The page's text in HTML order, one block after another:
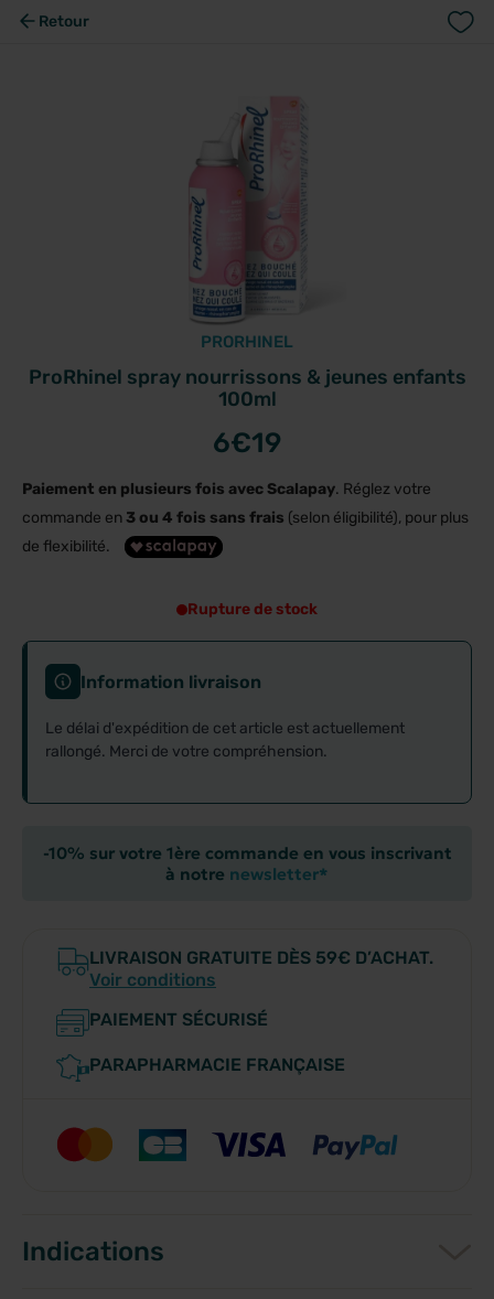
Retour
PRORHINEL
ProRhinel spray nourrissons & jeunes enfants
100ml
6€19
Paiement en plusieurs fois avec Scalapay. Réglez votre
commande en 3 ou 4 fois sans frais (selon éligibilité), pour plus
de flexibilité.
Rupture de stock
Information livraison
Le délai d'expédition de cet article est actuellement
rallongé. Merci de votre compréhension.
-10% sur votre 1ère commande en vous inscrivant
à notre newsletter*
LIVRAISON GRATUITE DÈS 59€ D’ACHAT.
Voir conditions
PAIEMENT SÉCURISÉ
PARAPHARMACIE FRANÇAISE
Indications